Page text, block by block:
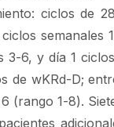
ciclos de
semanales
3-6, y día 1
de wKRd-D;
(rango 1-8).